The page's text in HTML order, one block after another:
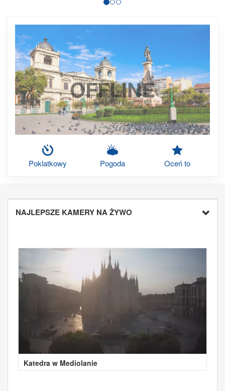
OFFLINE
Poklatkowy Pogoda Oceń to
NAJLEPSZE KAMERY NA ŻYWO
Katedra w Mediolanie